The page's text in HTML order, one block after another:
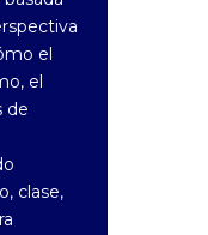
el
el
de
clase,